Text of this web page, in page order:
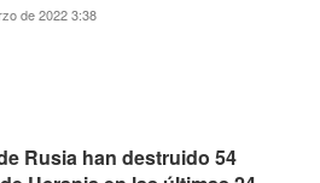
de 2022 3:38
Rusia han destruido 54